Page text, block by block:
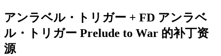
アンラベル・トリガー + FD アンラベ
ル・トリガー Prelude to War 的补丁资
源